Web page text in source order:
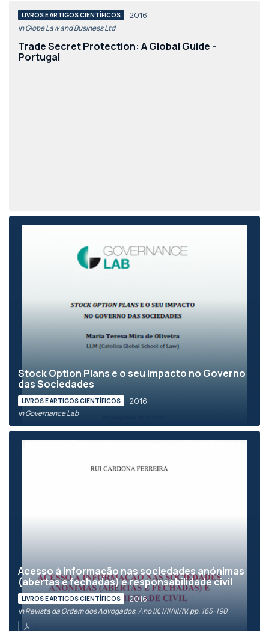
LIVROS E ARTIGOS CIENTÍFICOS 2016
in Globe Law and Business Ltd
Trade Secret Protection: A Global Guide -
Portugal
Stock Option Plans e o seu impacto no Governo
das Sociedades
LIVROS E ARTIGOS CIENTÍFICOS 2016
in Governance Lab
Acesso à informação nas sociedades anónimas
(abertas e fechadas) e responsabilidade civil
LIVROS E ARTIGOS CIENTÍFICOS 2016
in Revista da Ordem dos Advogados, Ano IX, I/II/III/IV, pp. 165-190